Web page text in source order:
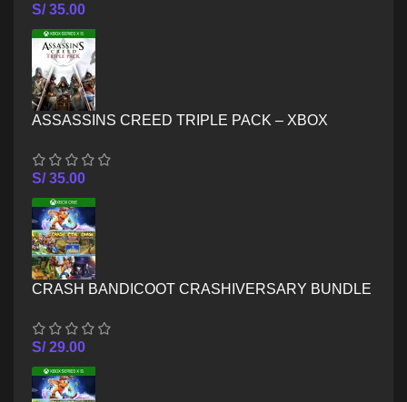
S/35.00
ASSASSINS CREED TRIPLE PACK – XBOX
S/35.00
CRASH BANDICOOT CRASHIVERSARY BUNDLE
S/29.00